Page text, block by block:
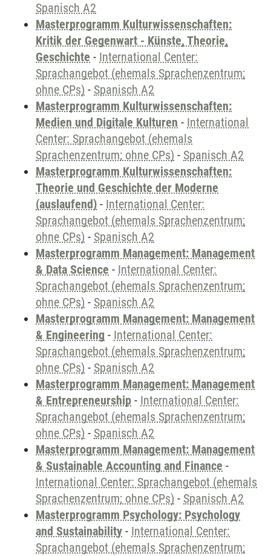
Spanisch A2
Masterprogramm Kulturwissenschaften:
Kritik der Gegenwart - Künste, Theorie,
Geschichte - International Center:
Sprachangebot (ehemals Sprachenzentrum;
ohne CPs) - Spanisch A2
Masterprogramm Kulturwissenschaften:
Medien und Digitale Kulturen - International
Center: Sprachangebot (ehemals
Sprachenzentrum; ohne CPs) - Spanisch A2
Masterprogramm Kulturwissenschaften:
Theorie und Geschichte der Moderne
(auslaufend) - International Center:
Sprachangebot (ehemals Sprachenzentrum;
ohne CPs) - Spanisch A2
Masterprogramm Management: Management
& Data Science - International Center:
Sprachangebot (ehemals Sprachenzentrum;
ohne CPs) - Spanisch A2
Masterprogramm Management: Management
& Engineering - International Center:
Sprachangebot (ehemals Sprachenzentrum;
ohne CPs) - Spanisch A2
Masterprogramm Management: Management
& Entrepreneurship - International Center:
Sprachangebot (ehemals Sprachenzentrum;
ohne CPs) - Spanisch A2
Masterprogramm Management: Management
& Sustainable Accounting and Finance -
International Center: Sprachangebot (ehemals
Sprachenzentrum; ohne CPs) - Spanisch A2
Masterprogramm Psychology: Psychology
and Sustainability - International Center:
Sprachangebot (ehemals Sprachenzentrum;